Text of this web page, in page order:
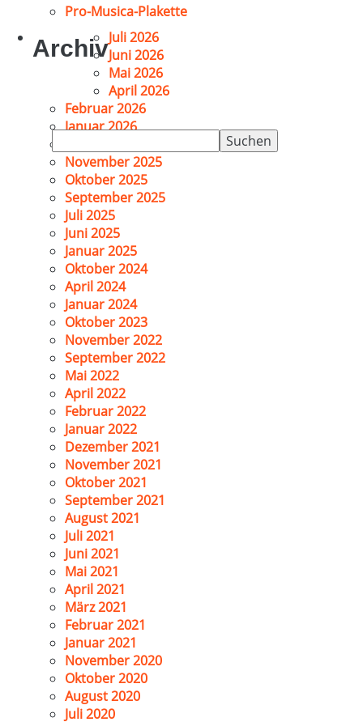
nach:
Pro-Musica-Plakette
ArchivJuli 2026
Juni 2026
Mai 2026
April 2026
Februar 2026
Januar 2026
November 2025
Oktober 2025
September 2025
Juli 2025
Juni 2025
Januar 2025
Oktober 2024
April 2024
Januar 2024
Oktober 2023
November 2022
September 2022
Mai 2022
April 2022
Februar 2022
Januar 2022
Dezember 2021
November 2021
Oktober 2021
September 2021
August 2021
Juli 2021
Juni 2021
Mai 2021
April 2021
März 2021
Februar 2021
Januar 2021
November 2020
Oktober 2020
August 2020
Juli 2020